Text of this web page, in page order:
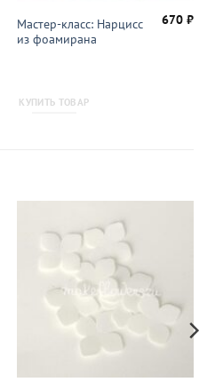
Мастер-класс: Нарцисс
из фоамирана
670₽
КУПИТЬ ТОВАР